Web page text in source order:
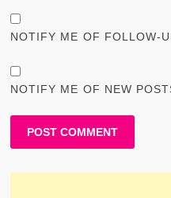
NOTIFY ME OF FOLLOW-
NOTIFY ME OF NEW